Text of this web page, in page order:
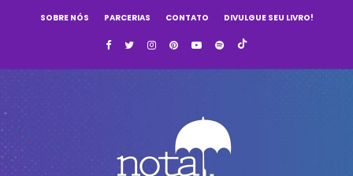
SOBRE NÓS PARCERIAS CONTATO DIVULGUE SEU LIVRO!